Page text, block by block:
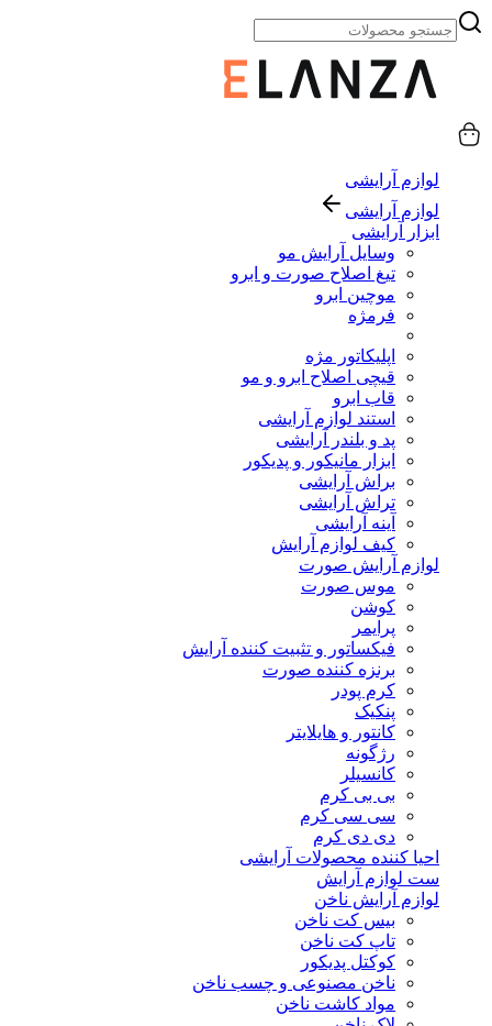
لوازم آرایشی
لوازم آرایشی
ابزار آرایشی
وسایل آرایش مو
تیغ اصلاح صورت و ابرو
موچین ابرو
فرمژه
اپلیکاتور مژه
قیچی اصلاح ابرو و مو
قاب ابرو
استند لوازم آرایشی
پد و بلندر آرایشی
ابزار مانیکور و پدیکور
براش آرایشی
تراش آرایشی
آینه آرایشی
کیف لوازم آرایش
لوازم آرایش صورت
موس صورت
کوشن
پرایمر
فیکساتور و تثبیت کننده آرایش
برنزه کننده صورت
کرم پودر
پنکیک
کانتور و هایلایتر
رژگونه
کانسیلر
بی بی کرم
سی سی کرم
دی دی کرم
احیا کننده محصولات آرایشی
ست لوازم آرایش
لوازم آرایش ناخن
بیس کت ناخن
تاپ کت ناخن
کوکتل پدیکور
ناخن مصنوعی و چسب ناخن
مواد کاشت ناخن